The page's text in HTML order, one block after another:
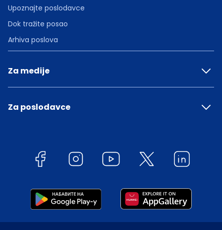
Upoznajte poslodavce
Dok tražite posao
Arhiva poslova
Za medije
Za poslodavce